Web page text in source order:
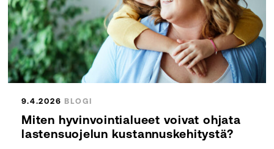
9.4.2026 BLOGI
Miten hyvinvointialueet voivat ohjata
lastensuojelun kustannuskehitystä?